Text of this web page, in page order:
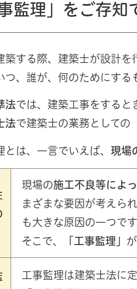
監理」をご存知
築する際、建築士が設計
つ、誰が、何のためにする
法では、建築工事をすると
法で建築士の業務としての
とは、一言でいえば、 現場
現場の施工不良等によ
まざまな要因が考えら
も大きな原因の一つです
そこで、
「工事監理」
工事監理は建築士法に